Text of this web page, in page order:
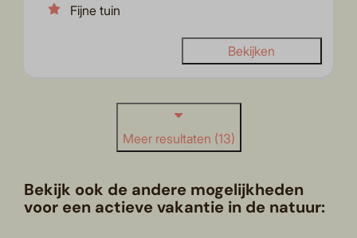
Fijne tuin
Bekijken
Meer resultaten (13)
Bekijk ook de andere mogelijkheden
voor een actieve vakantie in de natuur: